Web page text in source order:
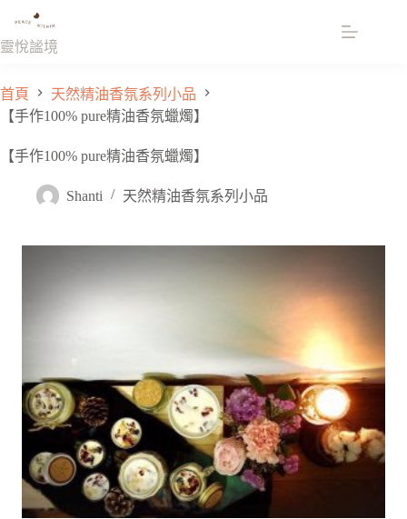
主
內
容
靈悅謐境
首頁
天然精油香氛系列小品
【手作100% pure精油香氛蠟燭】
【手作100% pure精油香氛蠟燭】
Shanti 天然精油香氛系列小品